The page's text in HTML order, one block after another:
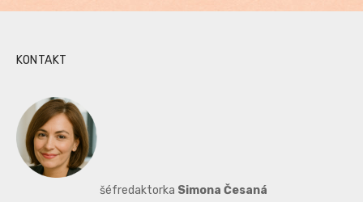
KONTAKT
šéfredaktorka Simona Česaná